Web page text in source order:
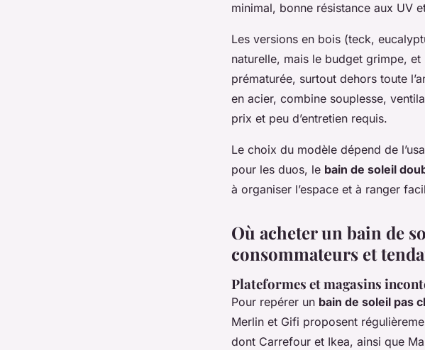
minimal, bonne résistance aux UV
Les versions en bois (teck,
naturelle, mais le budget grimpe,
prématurée, surtout dehors toute
en acier, combine souplesse,
prix et peu d’entretien requis.
Le choix du modèle dépend de
pour les duos, le bain de soleil
à organiser l’espace et à ranger
Où acheter un bain de
consommateurs et
Plateformes et magasins
Pour repérer un bain de soleil pas
Merlin et Gifi proposent
dont Carrefour et Ikea, ainsi que